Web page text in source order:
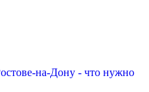
на-Дону - что нужно